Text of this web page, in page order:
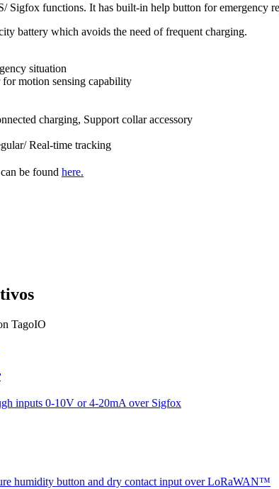
Sigfox functions. It has built-in help button for emergency
battery which avoids the need of frequent charging.
situation
motion sensing capability
charging, Support collar accessory
Real-time tracking
be found here.
TagoIO
inputs 0-10V or 4-20mA over Sigfox
humidity button and dry contact input over LoRaWAN™